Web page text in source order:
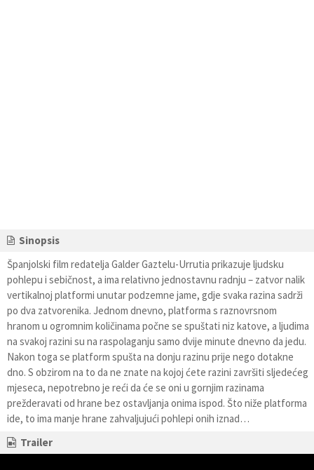
Sinopsis
Španjolski film redatelja Galder Gaztelu-Urrutia prikazuje ljudsku
pohlepu i sebičnost, a ima relativno jednostavnu radnju – zatvor nalik
vertikalnoj platformi unutar podzemne jame, gdje svaka razina sadrži
po dva zatvorenika. Jednom dnevno, platforma s raznovrsnom
hranom u ogromnim količinama počne se spuštati niz katove, a ljudima
na svakoj razini su na raspolaganju samo dvije minute dnevno da jedu.
Nakon toga se platform spušta na donju razinu prije nego dotakne
dno. S obzirom na to da ne znate na kojoj ćete razini završiti sljedećeg
mjeseca, nepotrebno je reći da će se oni u gornjim razinama
prežderavati od hrane bez ostavljanja onima ispod. Što niže platforma
ide, to ima manje hrane zahvaljujući pohlepi onih iznad…
Trailer